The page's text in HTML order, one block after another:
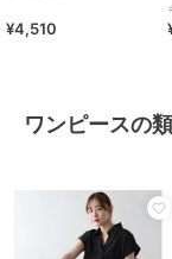
【オレンジ系】
どが受け取ることが
随時再入荷してい
[ ブランドのお気に
新商品の発売や再
¥4,510
ワンピースの